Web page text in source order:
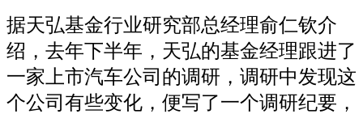
据天弘基金行业研究部总经理俞仁钦介
绍，去年下半年，天弘的基金经理跟进了
一家上市汽车公司的调研，调研中发现这
个公司有些变化，便写了一个调研纪要，